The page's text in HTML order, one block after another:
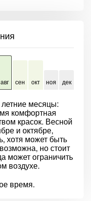
авг сен окт ноя дек
месяцы:
комфортная
красок. Весной
и октябре,
хотя может быть
но стоит
может ограничить
воздухе.
время.